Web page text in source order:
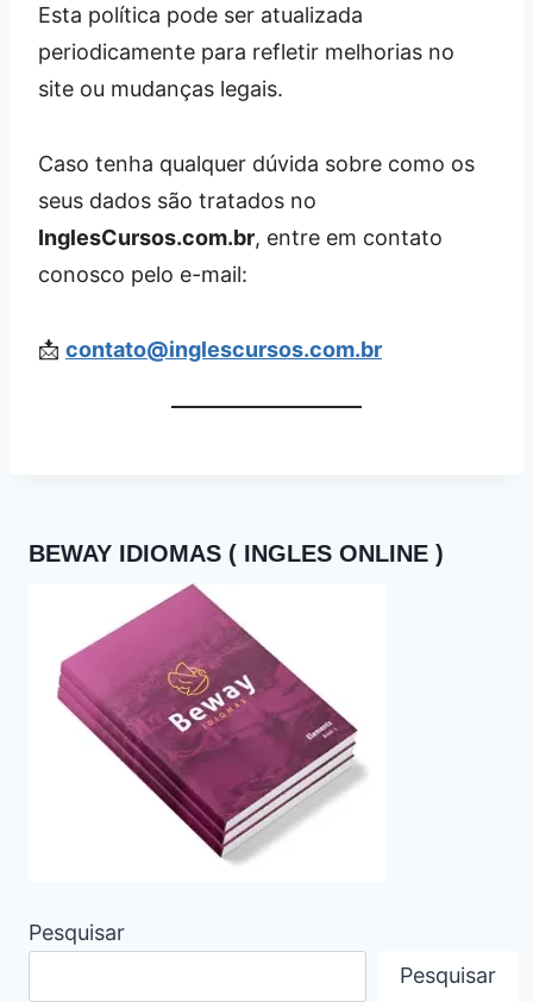
Esta política pode ser atualizada
periodicamente para refletir melhorias no
site ou mudanças legais.
Caso tenha qualquer dúvida sobre como os
seus dados são tratados no
InglesCursos.com.br, entre em contato
conosco pelo e-mail:
📩 contato@inglescursos.com.br
BEWAY IDIOMAS ( INGLES ONLINE )
Pesquisar
Pesquisar